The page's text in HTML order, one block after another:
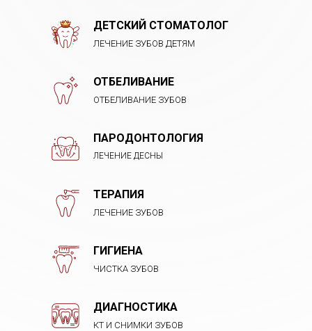
КТ И СНИМКИ ЗУБОВ
ДИАГНОСТИКА
ЧИСТКА ЗУБОВ
ГИГИЕНА
ТЕРАПИЯ
ЛЕЧЕНИЕ ЗУБОВ
ЛЕЧЕНИЕ ДЕСНЫ
ПАРОДОНТОЛОГИЯ
ОТБЕЛИВАНИЕ ЗУБОВ
ОТБЕЛИВАНИЕ
ЛЕЧЕНИЕ ЗУБОВ ДЕТЯМ
ДЕТСКИЙ СТОМАТОЛОГ